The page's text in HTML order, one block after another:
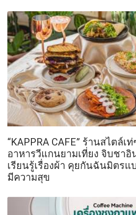
“KAPPRA CAFE” ร้านสไตล์
อาหารวีแกนยามเที่ยง จิบชาอิ
เรียนรู้เรื่องผ้า คุยกันฉันมิตร
มีความสุข